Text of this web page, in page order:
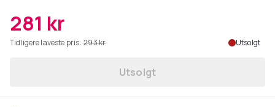
281 kr
Tidligere laveste pris: 293 kr Utsolgt
Utsolgt